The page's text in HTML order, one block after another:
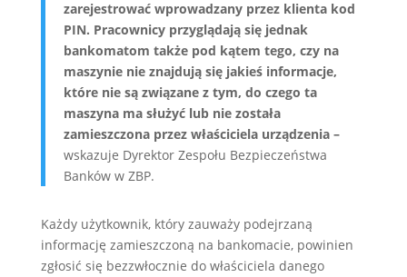
zarejestrować wprowadzany przez klienta kod
PIN. Pracownicy przyglądają się jednak
bankomatom także pod kątem tego, czy na
maszynie nie znajdują się jakieś informacje,
które nie są związane z tym, do czego ta
maszyna ma służyć lub nie została
zamieszczona przez właściciela urządzenia –
wskazuje Dyrektor Zespołu Bezpieczeństwa
Banków w ZBP.
Każdy użytkownik, który zauważy podejrzaną
informację zamieszczoną na bankomacie, powinien
zgłosić się bezzwłocznie do właściciela danego